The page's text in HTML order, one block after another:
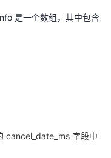
是一个数组，其中包含
cancel_date_ms 字段中